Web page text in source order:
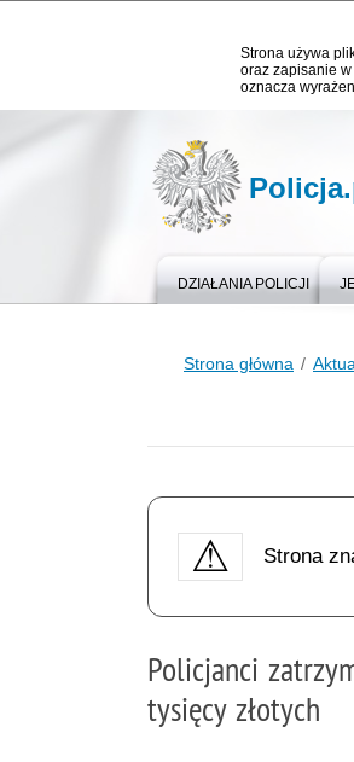
Strona używa
oraz zapisanie
oznacza
DZIAŁANIA POLICJI
Strona główna
Strona
Policjanci
tysięcy złotych